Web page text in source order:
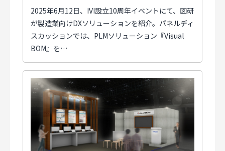
2025年6月12日、IVI設立10周年イベントにて、図研
が製造業向けDXソリューションを紹介。パネルディ
スカッションでは、PLMソリューション『Visual
BOM』を…